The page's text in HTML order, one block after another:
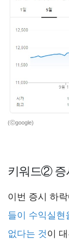
(ⓒgoogle)
키워드② 증
이번 증시 하
들이 수익실현
없다는 것이